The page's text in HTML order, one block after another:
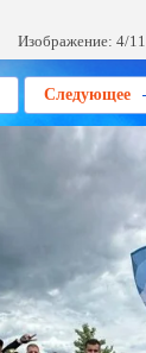
Изображение: 4/11
Следующее